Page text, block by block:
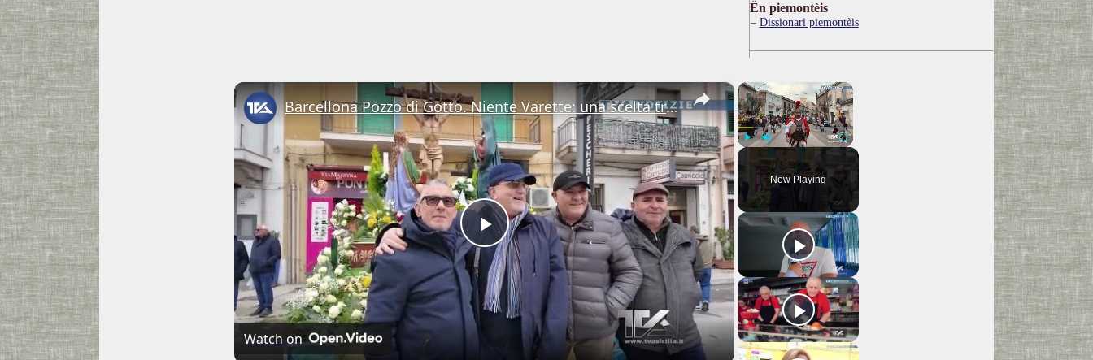
Ën piemontèis
Dissionari piemontèis
×
Unmute Fullscreen
Now Playing
×
Play
Video
Barcellona Pozzo di Gotto. Niente Varette: una scelta tra fede e tutela
Watch on